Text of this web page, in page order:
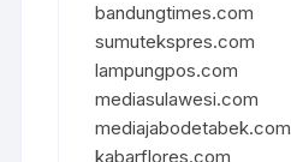
bandungtimes.com
sumutekspres.com
lampungpos.com
mediasulawesi.com
mediajabodetabek.com
kabarflores.com